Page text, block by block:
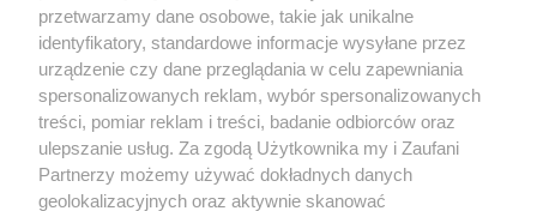
Kultura
X Facebook Instagram Youtube
przetwarzamy dane osobowe, takie jak unikalne
identyfikatory, standardowe informacje wysyłane przez
urządzenie czy dane przeglądania w celu zapewniania
spersonalizowanych reklam, wybór spersonalizowanych
treści, pomiar reklam i treści, badanie odbiorców oraz
ulepszanie usług. Za zgodą Użytkownika my i Zaufani
Partnerzy możemy używać dokładnych danych
geolokalizacyjnych oraz aktywnie skanować